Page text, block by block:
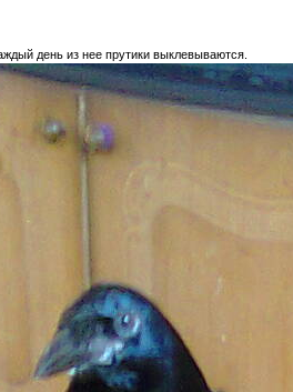
день из нее прутики выклевываются.